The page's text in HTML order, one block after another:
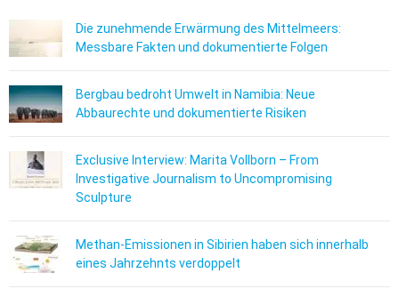
Die zunehmende Erwärmung des Mittelmeers:
Messbare Fakten und dokumentierte Folgen
Bergbau bedroht Umwelt in Namibia: Neue
Abbaurechte und dokumentierte Risiken
Exclusive Interview: Marita Vollborn – From
Investigative Journalism to Uncompromising
Sculpture
Methan-Emissionen in Sibirien haben sich innerhalb
eines Jahrzehnts verdoppelt